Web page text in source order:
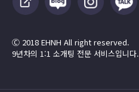
Ⓒ 2018 EHNH All right reserved.
9년차의 1:1 소개팅 전문 서비스입니다.